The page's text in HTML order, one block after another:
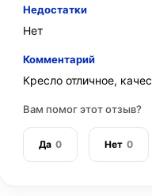
Недостатки
Нет
Комментарий
Кресло отличное,
Вам помог этот отзыв?
Да 0 Нет 0